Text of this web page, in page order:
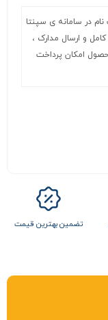
در سامانه ی سپنتا
و ارسال مدارک ،
امکان پرداخت
تضمین بهترین قیمت